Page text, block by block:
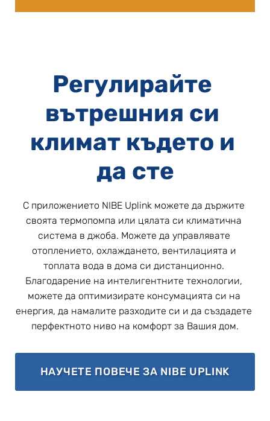
Регулирайте
вътрешния си
климат където и
да сте
С приложението NIBE Uplink можете да държите
своята термопомпа или цялата си климатична
система в джоба. Можете да управлявате
отоплението, охлаждането, вентилацията и
топлата вода в дома си дистанционно.
Благодарение на интелигентните технологии,
можете да оптимизирате консумацията си на
енергия, да намалите разходите си и да създадете
перфектното ниво на комфорт за Вашия дом.
НАУЧЕТЕ ПОВЕЧЕ ЗА NIBE UPLINK